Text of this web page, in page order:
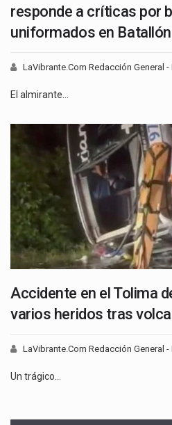
responde a críticas por
uniformados en
LaVibrante.Com Redacción General -
El almirante…
Accidente en el Tolima
varios heridos tras
LaVibrante.Com Redacción General -
Un trágico…